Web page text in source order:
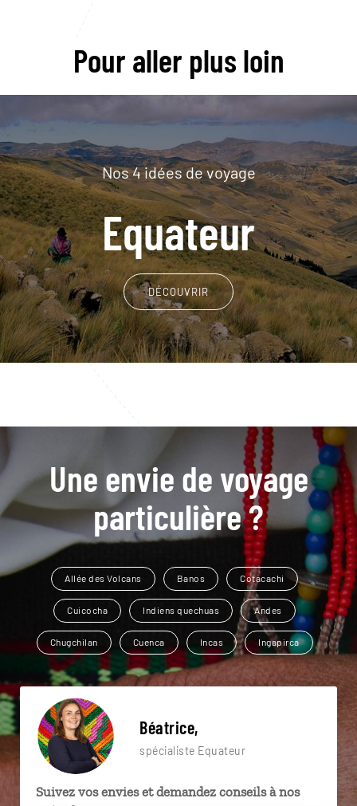
Pour aller plus loin
Nos 4 idées de voyage
Equateur
DÉCOUVRIR
Une envie de voyage
particulière ?
Allée des Volcans Banos Cotacachi
Cuicocha Indiens quechuas Andes
Chugchilan Cuenca Incas Ingapirca
Béatrice,
spécialiste Equateur
Suivez vos envies et demandez conseils à nos